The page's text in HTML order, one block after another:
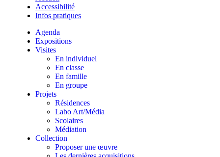
Accessibilité
Infos pratiques
Agenda
Expositions
Visites
En individuel
En classe
En famille
En groupe
Projets
Résidences
Labo Art/Média
Scolaires
Médiation
Collection
Proposer une œuvre